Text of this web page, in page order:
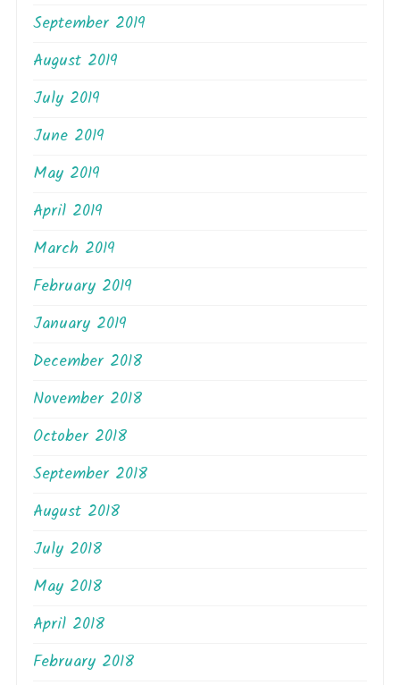
September 2019
August 2019
July 2019
June 2019
May 2019
April 2019
March 2019
February 2019
January 2019
December 2018
November 2018
October 2018
September 2018
August 2018
July 2018
May 2018
April 2018
February 2018